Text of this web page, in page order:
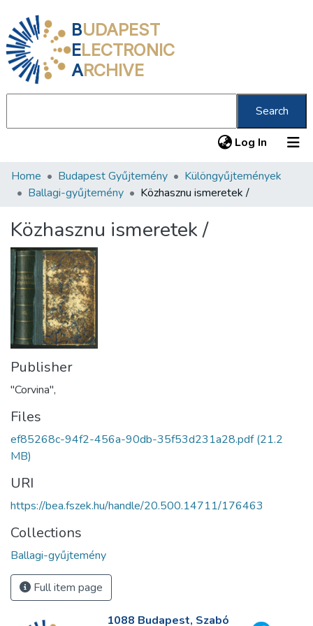
BUDAPEST
ELECTRONIC
ARCHIVE
Search
Log In (current)
Communities & Collections
Statistics
About us
Home Budapest Gyűjtemény
Különgyűjtemények
Ballagi-gyűjtemény
Közhasznu ismeretek /
Közhasznu ismeretek /
Publisher
"Corvina",
Files
ef85268c-94f2-456a-90db-35f53d231a28.pdf(21.2
MB)
URI
https://bea.fszek.hu/handle/20.500.14711/176463
Collections
Ballagi-gyűjtemény
Full item page
1088 Budapest, Szabó